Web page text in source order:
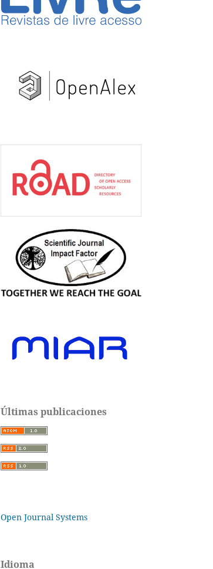
Últimas publicaciones
Open Journal Systems
Idioma